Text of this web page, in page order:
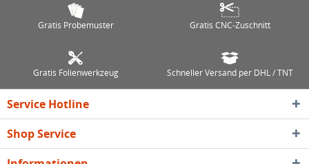
Gratis Probemuster Gratis CNC-Zuschnitt
Gratis Folienwerkzeug Schneller Versand per DHL / TNT
Service Hotline
Shop Service